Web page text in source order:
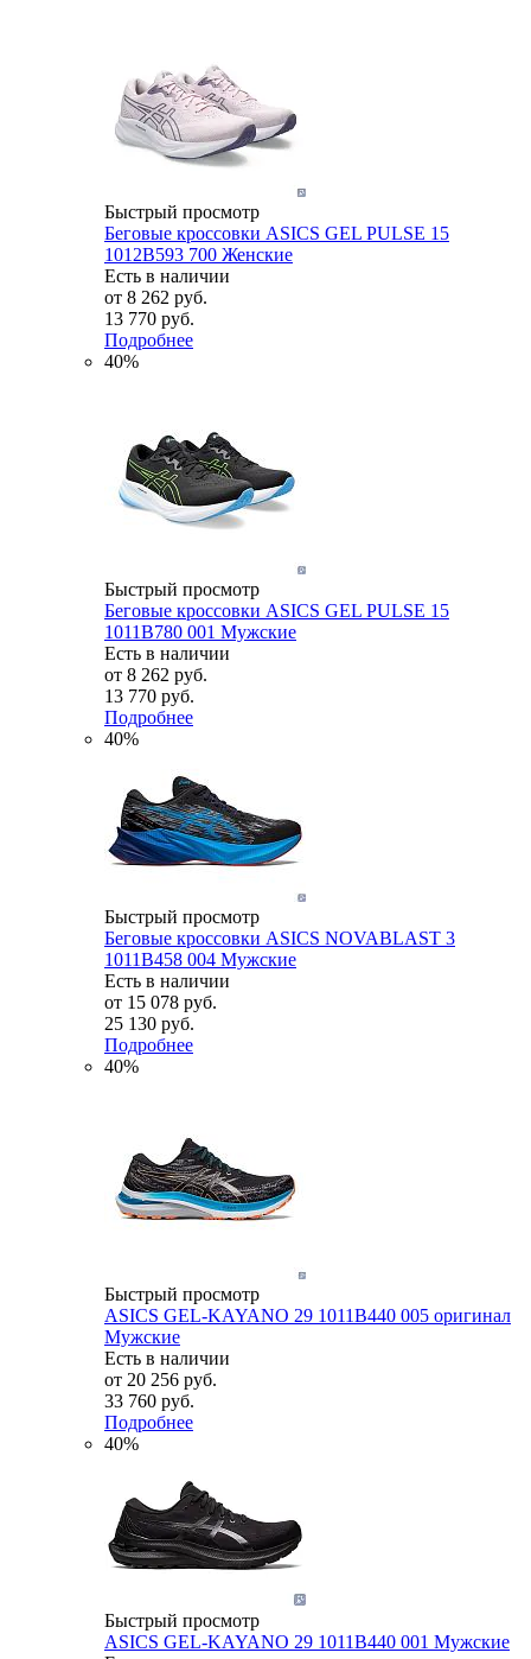
Быстрый просмотр
Беговые кроссовки ASICS GEL PULSE 15
1012B593 700 Женские
Есть в наличии
от 8 262 руб.
13 770 руб.
Подробнее
40%
Быстрый просмотр
Беговые кроссовки ASICS GEL PULSE 15
1011B780 001 Мужские
Есть в наличии
от 8 262 руб.
13 770 руб.
Подробнее
40%
Быстрый просмотр
Беговые кроссовки ASICS NOVABLAST 3
1011B458 004 Мужские
Есть в наличии
от 15 078 руб.
25 130 руб.
Подробнее
40%
Быстрый просмотр
ASICS GEL-KAYANO 29 1011B440 005 оригинал
Мужские
Есть в наличии
от 20 256 руб.
33 760 руб.
Подробнее
40%
Быстрый просмотр
ASICS GEL-KAYANO 29 1011B440 001 Мужские